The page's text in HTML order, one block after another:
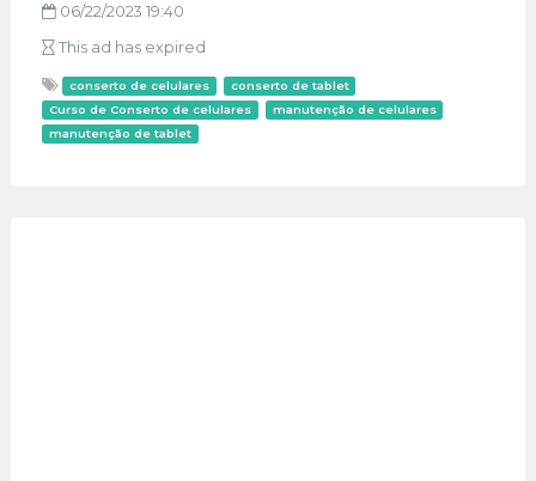
06/22/2023 19:40
This ad has expired
conserto de celulares
conserto de tablet
Curso de Conserto de celulares
manutenção de celulares
manutenção de tablet